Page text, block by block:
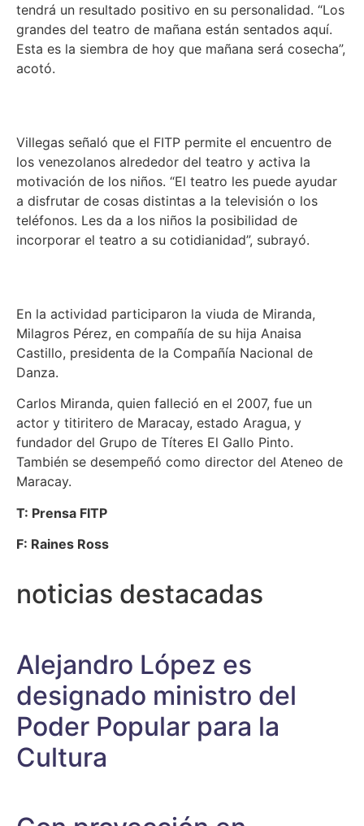
tendrá un resultado positivo en su personalidad. “Los
grandes del teatro de mañana están sentados aquí.
Esta es la siembra de hoy que mañana será cosecha”,
acotó.
Villegas señaló que el FITP permite el encuentro de
los venezolanos alrededor del teatro y activa la
motivación de los niños. “El teatro les puede ayudar
a disfrutar de cosas distintas a la televisión o los
teléfonos. Les da a los niños la posibilidad de
incorporar el teatro a su cotidianidad”, subrayó.
En la actividad participaron la viuda de Miranda,
Milagros Pérez, en compañía de su hija Anaisa
Castillo, presidenta de la Compañía Nacional de
Danza.
Carlos Miranda, quien falleció en el 2007, fue un
actor y titiritero de Maracay, estado Aragua, y
fundador del Grupo de Títeres El Gallo Pinto.
También se desempeñó como director del Ateneo de
Maracay.
T: Prensa FITP
F: Raines Ross
noticias destacadas
Alejandro López es
designado ministro del
Poder Popular para la
Cultura